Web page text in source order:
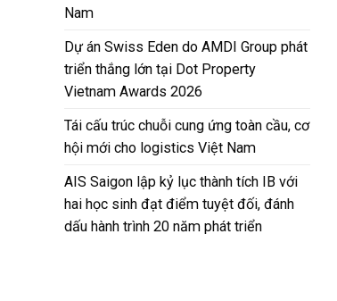
Nam
Dự án Swiss Eden do AMDI Group phát
triển thắng lớn tại Dot Property
Vietnam Awards 2026
Tái cấu trúc chuỗi cung ứng toàn cầu, cơ
hội mới cho logistics Việt Nam
AIS Saigon lập kỷ lục thành tích IB với
hai học sinh đạt điểm tuyệt đối, đánh
dấu hành trình 20 năm phát triển